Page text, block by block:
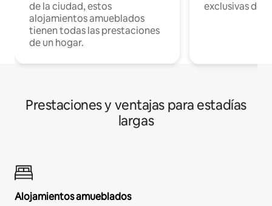
de la ciudad, estos
alojamientos amueblados
tienen todas las prestaciones
de un hogar.
exclusivas de
Prestaciones y ventajas para estadías
largas
Alojamientos amueblados